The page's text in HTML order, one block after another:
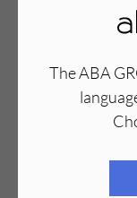
The ABA